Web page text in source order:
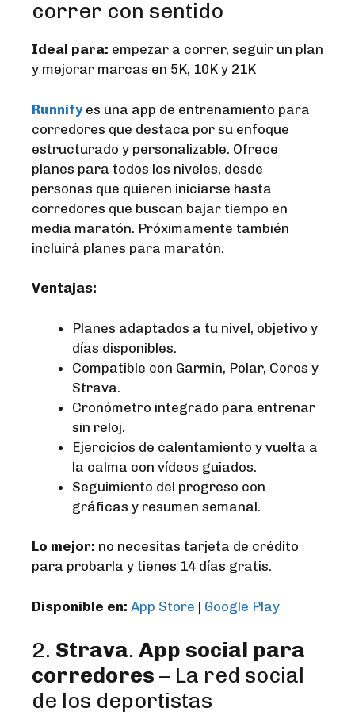
correr con sentido
Ideal para: empezar a correr, seguir un plan
y mejorar marcas en 5K, 10K y 21K
Runnifyes una app de entrenamiento para
corredores que destaca por su enfoque
estructurado y personalizable. Ofrece
planes para todos los niveles, desde
personas que quieren iniciarse hasta
corredores que buscan bajar tiempo en
media maratón. Próximamente también
incluirá planes para maratón.
Ventajas:
Planes adaptados a tu nivel, objetivo y
días disponibles.
Compatible con Garmin, Polar, Coros y
Strava.
Cronómetro integrado para entrenar
sin reloj.
Ejercicios de calentamiento y vuelta a
la calma con vídeos guiados.
Seguimiento del progreso con
gráficas y resumen semanal.
Lo mejor: no necesitas tarjeta de crédito
para probarla y tienes 14 días gratis.
Disponible en: App Store | Google Play
2. Strava. App social para
corredores – La red social
de los deportistas